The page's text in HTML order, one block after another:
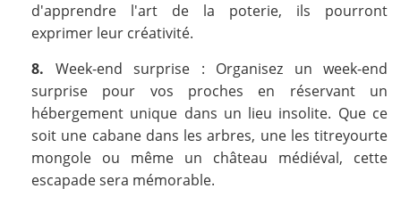
d'apprendre l'art de la poterie, ils pourront
exprimer leur créativité.
8. Week-end surprise : Organisez un week-end
surprise pour vos proches en réservant un
hébergement unique dans un lieu insolite. Que ce
soit une cabane dans les arbres, une les titreyourte
mongole ou même un château médiéval, cette
escapade sera mémorable.